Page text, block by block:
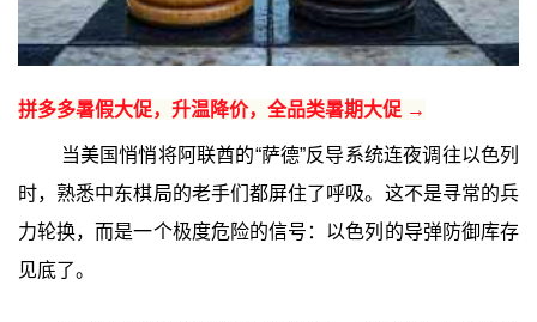
拼多多暑假大促，升温降价，全品类暑期大促 →
当美国悄悄将阿联酋的“萨德”反导系统连夜调往以色列
时，熟悉中东棋局的老手们都屏住了呼吸。这不是寻常的兵
力轮换，而是一个极度危险的信号：以色列的导弹防御库存
见底了。